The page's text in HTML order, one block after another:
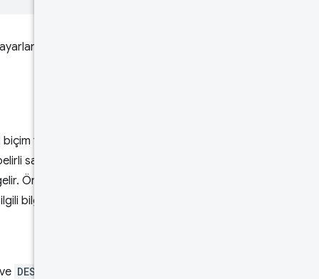
yalnızca ilgili
biçim faktörü, kaydın bir mobil
sayıda değeri vardır ve bu
Örneğin, form faktörü
bilgi içerdiği anlaşılır.
ve DESKTOP